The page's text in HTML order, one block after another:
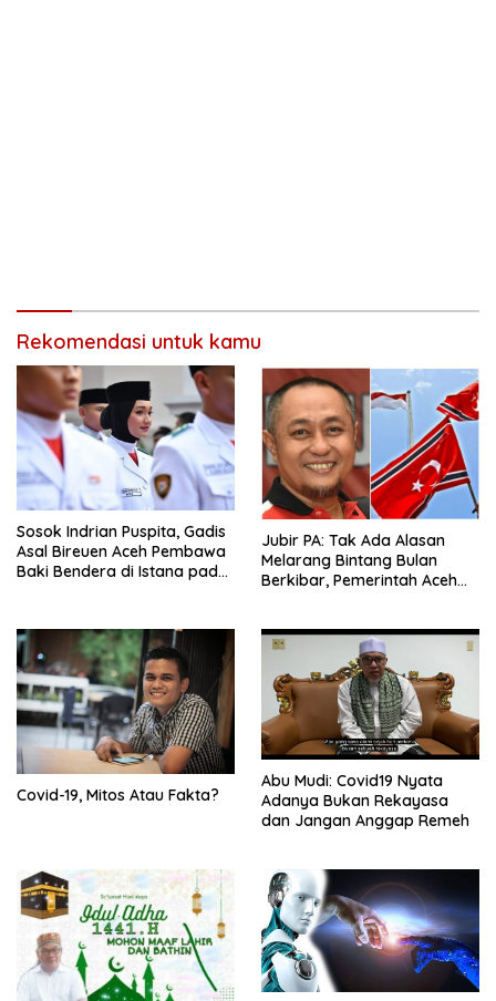
Rekomendasi untuk kamu
Sosok Indrian Puspita, Gadis
Asal Bireuen Aceh Pembawa
Baki Bendera di Istana pada
Jubir PA: Tak Ada Alasan
Melarang Bintang Bulan
Berkibar, Pemerintah Aceh
Covid-19, Mitos Atau Fakta?
Abu Mudi: Covid19 Nyata
Adanya Bukan Rekayasa
dan Jangan Anggap Remeh